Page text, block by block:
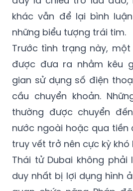
những biểu tượng trái tim.
Trước tình trạng này,
được đưa ra nhằm kêu
gian sử dụng số điện
cầu chuyển khoản.
thường được chuyển
nước ngoài hoặc qua tiền
truy vết trở nên cực kỳ khó
Thái tử Dubai không phải
duy nhất bị lợi dụng hình
quan chức năng Pháp
việc kẻ gian giả mạo tài